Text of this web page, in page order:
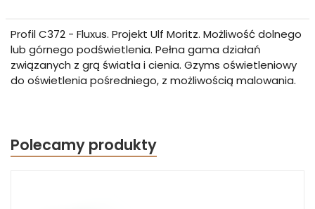
Profil C372 - Fluxus. Projekt Ulf Moritz. Możliwość dolnego
lub górnego podświetlenia. Pełna gama działań
związanych z grą światła i cienia. Gzyms oświetleniowy
do oświetlenia pośredniego, z możliwością malowania.
Polecamy produkty